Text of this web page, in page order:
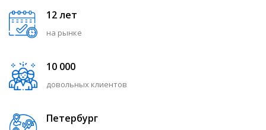
12 лет
на рынке
10 000
довольных клиентов
Петербург